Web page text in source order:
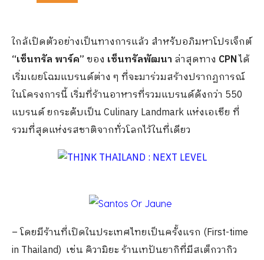
ใกล้เปิดตัวอย่างเป็นทางการแล้ว สำหรับอภิมหาโปรเจ็กต์
“เซ็นทรัล พาร์ค”ของ เซ็นทรัลพัฒนา ล่าสุดทาง CPNได้
เริ่มเผยโฉมแบรนด์ต่าง ๆ ที่จะมาร่วมสร้างปรากฏการณ์
ในโครงการนี้ เริ่มที่ร้านอาหารที่รวมแบรนด์ดังกว่า 550
แบรนด์ ยกระดับเป็น Culinary Landmark แห่งเอเชีย ที่
รวมที่สุดแห่งรสชาติจากทั่วโลกไว้ในที่เดียว
– โดยมีร้านที่เปิดในประเทศไทยเป็นครั้งแรก (First-time
in Thailand) เช่น คิวามิยะ ร้านเทปันยากิที่มีสเต็กวากิว